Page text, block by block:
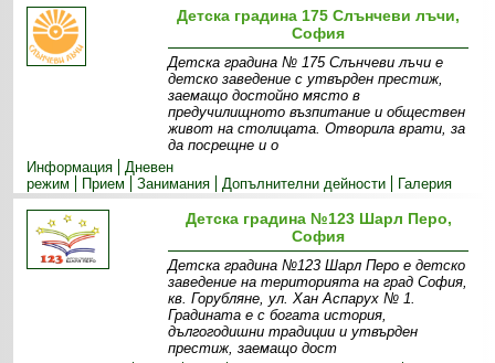
Детска градина 175 Слънчеви лъчи,
София
Детска градина № 175 Слънчеви лъчи e
детско заведение с утвърден престиж,
заемащо достойно място в
предучилищното възпитание и обществен
живот на столицата. Отворила врати, за
да посрещне и о
Информация
Дневен
режим
Прием Занимания Допълнителни дейности Галерия
Детска градина №123 Шарл Перо,
София
Детска градина №123 Шарл Перо е детско
заведение на територията на град София,
кв. Горубляне, ул. Хан Аспарух № 1.
Градината е с богата история,
дългогодишни традиции и утвърден
престиж, заемащо дост